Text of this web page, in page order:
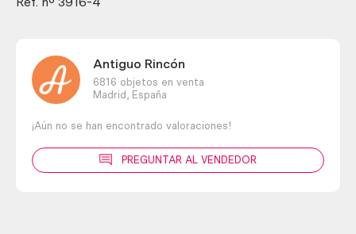
Antiguo Rincón
6816 objetos en venta
Madrid,
España
¡Aún no se han encontrado valoraciones!
PREGUNTAR AL VENDEDOR